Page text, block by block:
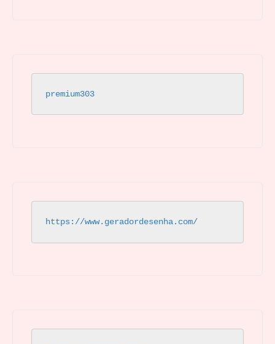
premium303
https://www.geradordesenha.com/